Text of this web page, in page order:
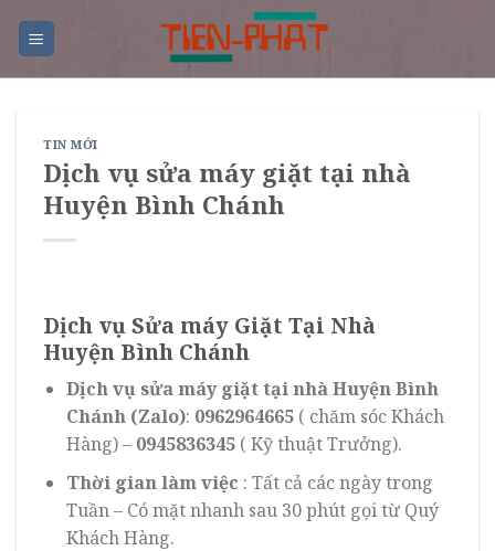
TIN MỚI
Dịch vụ sửa máy giặt tại nhà
Huyện Bình Chánh
Dịch vụ Sửa máy Giặt Tại Nhà
Huyện Bình Chánh
Dịch vụ sửa máy giặt tại nhà Huyện Bình
Chánh (Zalo): 0962964665( chăm sóc Khách
Hàng) – 0945836345( Kỹ thuật Trưởng).
Thời gian làm việc : Tất cả các ngày trong
Tuần – Có mặt nhanh sau 30 phút gọi từ Quý
Khách Hàng.